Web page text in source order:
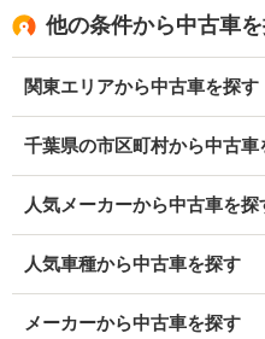
他の条件から中古車
関東エリアから中古車を探す
千葉県の市区町村から中古車
人気メーカーから中古車を探
人気車種から中古車を探す
メーカーから中古車を探す